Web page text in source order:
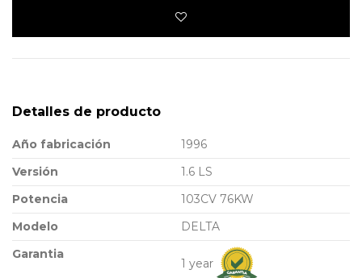
Detalles de producto
Año fabricación
1996
Versión
1.6 LS
Potencia
103CV 76KW
Modelo
DELTA
Garantia
1 year